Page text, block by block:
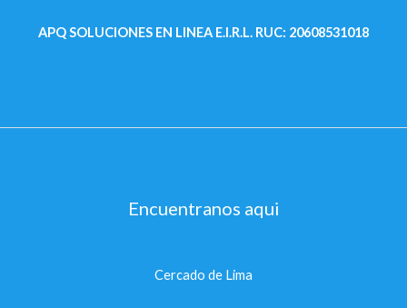
APQ SOLUCIONES EN LINEA E.I.R.L. RUC: 20608531018
Encuentranos aqui
Cercado de Lima